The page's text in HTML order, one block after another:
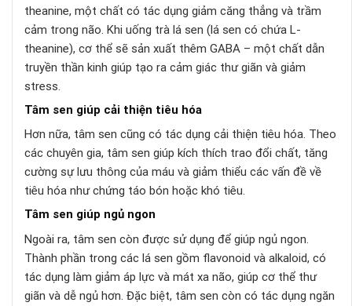
theanine, một chất có tác dụng giảm căng thẳng và trầm
cảm trong não. Khi uống trà lá sen (lá sen có chứa L-
theanine), cơ thể sẽ sản xuất thêm GABA – một chất dẫn
truyền thần kinh giúp tạo ra cảm giác thư giãn và giảm
stress.
Tâm sen giúp cải thiện tiêu hóa
Hơn nữa, tâm sen cũng có tác dụng cải thiện tiêu hóa. Theo
các chuyên gia, tâm sen giúp kích thích trao đổi chất, tăng
cường sự lưu thông của máu và giảm thiểu các vấn đề về
tiêu hóa như chứng táo bón hoặc khó tiêu.
Tâm sen giúp ngủ ngon
Ngoài ra, tâm sen còn được sử dụng để giúp ngủ ngon.
Thành phần trong các lá sen gồm flavonoid và alkaloid, có
tác dụng làm giảm áp lực và mát xa não, giúp cơ thể thư
giãn và dễ ngủ hơn. Đặc biệt, tâm sen còn có tác dụng ngăn